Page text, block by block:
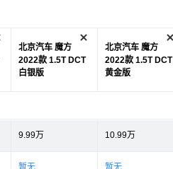
北京汽车 魔方
2022款 1.5T DCT
白银版
北京汽车 魔方
2022款 1.5T DCT
黄金版
9.99万 10.99万
暂无 暂无